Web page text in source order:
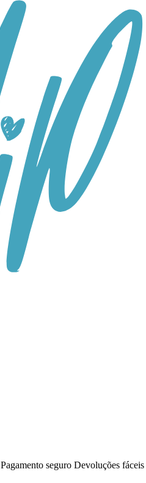
Pagamento seguro Devoluções fáceis